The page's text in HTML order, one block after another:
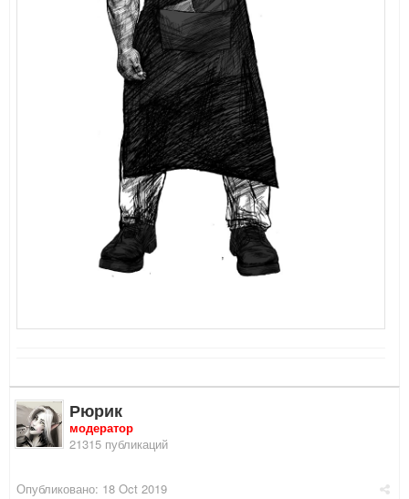
Рюрик
модератор
21315 публикаций
Опубликовано: 18 Oct 2019